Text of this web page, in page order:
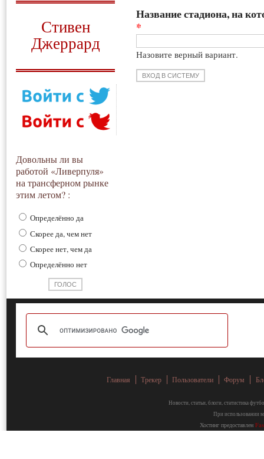
Стивен
Джеррард
Довольны ли вы
работой «Ливерпуля»
на трансферном рынке
этим летом? :
Определённо да
Скорее да, чем нет
Скорее нет, чем да
Определённо нет
Название стадиона, на
*
Назовите верный вариант.
Главная Трекер Пользователи Форум
Новости, статьи, блоги, статистика
При использовании
Хостинг предоставлен